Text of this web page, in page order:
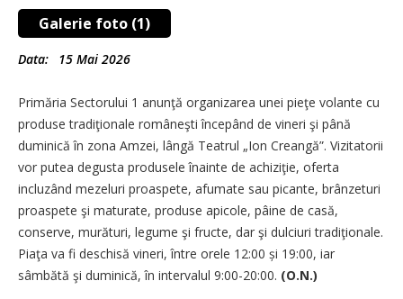
Galerie foto (1)
Data: 15 Mai 2026
Primăria Sectorului 1 anunţă organizarea unei pieţe volante cu
produse tradiţionale româneşti începând de vineri şi până
duminică în zona Amzei, lângă Teatrul „Ion Creangă”. Vizitatorii
vor putea degusta produsele înainte de achiziţie, oferta
incluzând mezeluri proaspete, afumate sau picante, brânzeturi
proaspete şi maturate, produse apicole, pâine de casă,
conserve, murături, legume şi fructe, dar şi dulciuri tradiţionale.
Piaţa va fi deschisă vineri, între orele 12:00 și 19:00, iar
sâmbătă şi duminică, în intervalul 9:00-20:00. (O.N.)